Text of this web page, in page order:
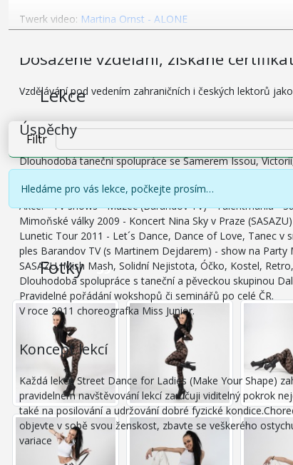
Twerk video: Martina Ornst - ALONE
Dosažené vzdělání, získané
Vzdělávání pod vedením zahraničních i českých lektorů
Úspěchy
Dlouhodobá taneční spolupráce se Samerem Issou,
Dlouhobé působení v taneční skupině Justincredible Team
Akce: - TV shows - Mazec (Barandov TV) - Talentmania -
Mimoňské války 2009 - Koncert Nina Sky v Praze
Lunetic Tour 2011 - Let´s Dance, Dance of Love, Tanec v
ples Barandov TV (s Martinem Dejdarem) - show na
SASAZU, Mish Mash, Solidní Nejistota, Óčko, Kostel,
Dlouhodobá spolupráce s taneční a pěveckou skupinou
Pravidelné pořádání wokshopů či seminářů po celé ČR.
V roce 2011 choreografka Miss Junior.
Koncept lekcí
Každá lekce Street Dance for Ladies (Make Your Shape)
pravidelném navštěvování lekcí zaručuji viditelný pokrok
také na posilování a udržování dobré fyzické
objevte v sobě svou ženskost, zbavte se veškerého
variace
Lekce
Filtr
Hledáme pro vás lekce, počkejte prosím…
Fotky 59